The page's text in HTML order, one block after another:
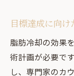
目標達成に向け
脂肪冷却の効果
術計画が必要で
し、専門家のカ